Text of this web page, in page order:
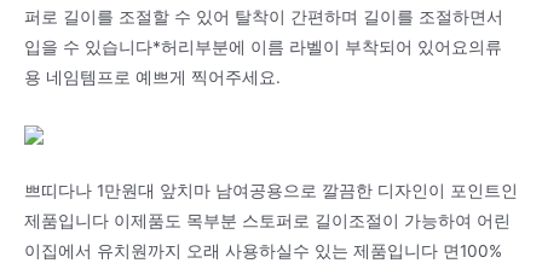
퍼로 길이를 조절할 수 있어 탈착이 간편하며 길이를 조절하면서
입을 수 있습니다*허리부분에 이름 라벨이 부착되어 있어요의류
용 네임템프로 예쁘게 찍어주세요.
쁘띠다나 1만원대 앞치마 남여공용으로 깔끔한 디자인이 포인트인
제품입니다 이제품도 목부분 스토퍼로 길이조절이 가능하여 어린
이집에서 유치원까지 오래 사용하실수 있는 제품입니다 면100%